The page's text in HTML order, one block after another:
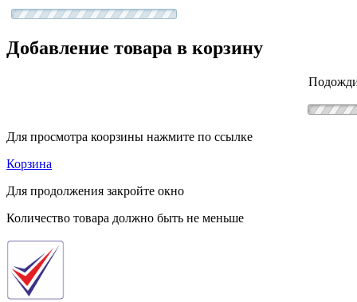
Добавление товара в корзину
Для просмотра коорзины нажмите по ссылке
Корзина
Для продолжения закройте окно
Количество товара должно быть не меньше